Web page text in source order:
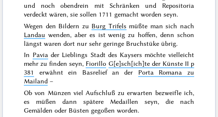
und noch obendrein mit Schränken und Repositoria
verdeckt wären, sie sollen 1711 gemacht worden seyn.
Wegen den Bildern zu Burg Trifels müßte man sich nach
Landau wenden, aber es ist wenig zu hoffen, denn schon
längst waren dort nur sehr geringe Bruchstüke übrig.
In Pavia der Lieblings Stadt des Kaysers möchte vielleicht
mehr zu finden seyn, Fiorillo G[e]sch[ich]te der Künste II p
381
erwähnt ein Basrelief an der Porta Romana zu
Mailand –
Ob von Münzen viel Aufschluß zu erwarten bezweifle ich,
es müßen dann spätere Medaillen seyn, die nach
Gemälden oder Büsten gegoßen worden.